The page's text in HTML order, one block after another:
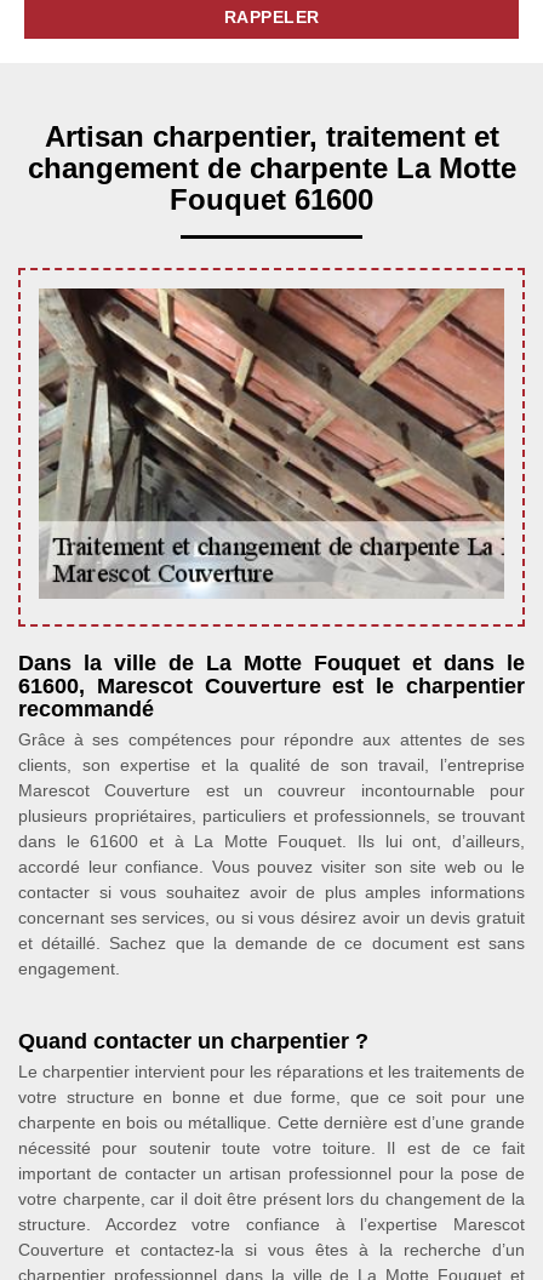
Artisan charpentier, traitement et
changement de charpente La Motte
Fouquet 61600
Dans la ville de La Motte Fouquet et dans le
61600, Marescot Couverture est le charpentier
recommandé
Grâce à ses compétences pour répondre aux attentes de ses
clients, son expertise et la qualité de son travail, l’entreprise
Marescot Couverture est un couvreur incontournable pour
plusieurs propriétaires, particuliers et professionnels, se trouvant
dans le 61600 et à La Motte Fouquet. Ils lui ont, d’ailleurs,
accordé leur confiance. Vous pouvez visiter son site web ou le
contacter si vous souhaitez avoir de plus amples informations
concernant ses services, ou si vous désirez avoir un devis gratuit
et détaillé. Sachez que la demande de ce document est sans
engagement.
Quand contacter un charpentier ?
Le charpentier intervient pour les réparations et les traitements de
votre structure en bonne et due forme, que ce soit pour une
charpente en bois ou métallique. Cette dernière est d’une grande
nécessité pour soutenir toute votre toiture. Il est de ce fait
important de contacter un artisan professionnel pour la pose de
votre charpente, car il doit être présent lors du changement de la
structure. Accordez votre confiance à l’expertise Marescot
Couverture et contactez-la si vous êtes à la recherche d’un
charpentier professionnel dans la ville de La Motte Fouquet et